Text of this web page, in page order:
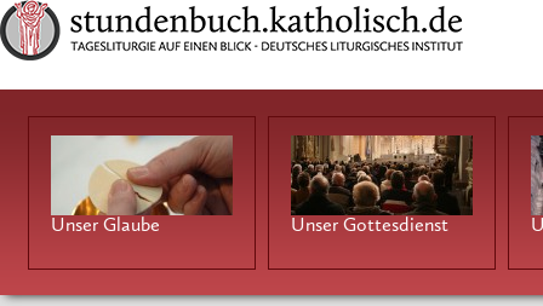
Unser Glaube Unser Gottesdienst